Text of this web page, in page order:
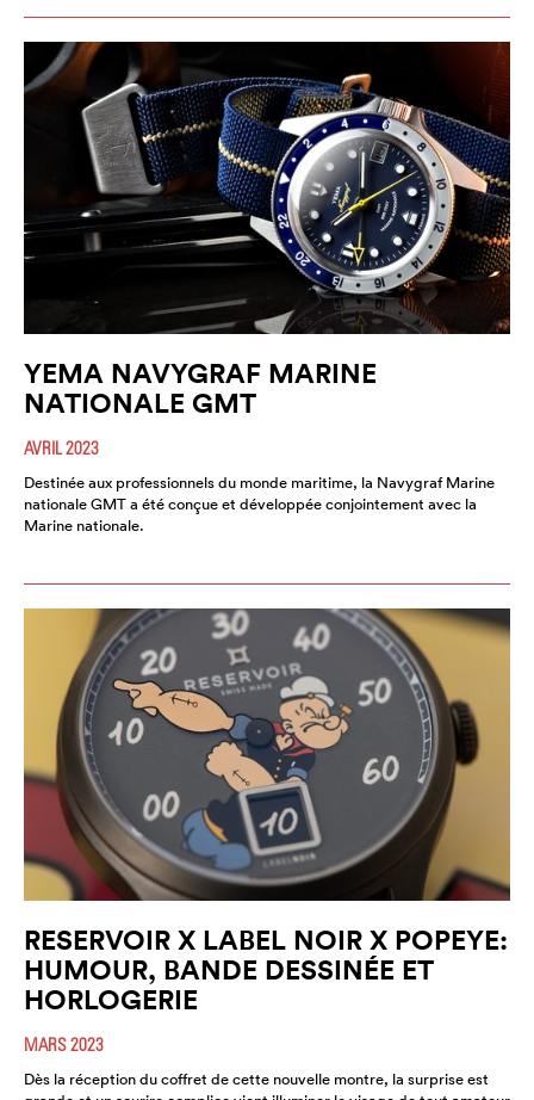
YEMA NAVYGRAF MARINE
NATIONALE GMT
AVRIL 2023
Destinée aux professionnels du monde maritime, la Navygraf Marine
nationale GMT a été conçue et développée conjointement avec la
Marine nationale.
RESERVOIR X LABEL NOIR X POPEYE:
HUMOUR, BANDE DESSINÉE ET
HORLOGERIE
MARS 2023
Dès la réception du coffret de cette nouvelle montre, la surprise est